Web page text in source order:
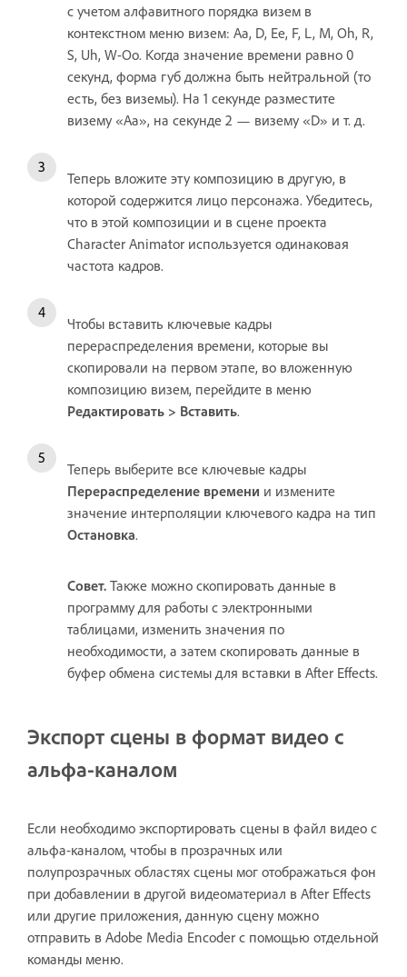
с учетом алфавитного порядка визем в
контекстном меню визем: Aa, D, Ee, F, L, M, Oh, R,
S, Uh, W-Oo. Когда значение времени равно 0
секунд, форма губ должна быть нейтральной (то
есть, без виземы). На 1 секунде разместите
визему «Aa», на секунде 2 — визему «D» и т. д.
Теперь вложите эту композицию в другую, в
которой содержится лицо персонажа. Убедитесь,
что в этой композиции и в сцене проекта
Character Animator используется одинаковая
частота кадров.
Чтобы вставить ключевые кадры
перераспределения времени, которые вы
скопировали на первом этапе, во вложенную
композицию визем, перейдите в меню
Редактировать > Вставить.
Теперь выберите все ключевые кадры
Перераспределение времени и измените
значение интерполяции ключевого кадра на тип
Остановка.
Совет. Также можно скопировать данные в
программу для работы с электронными
таблицами, изменить значения по
необходимости, а затем скопировать данные в
буфер обмена системы для вставки в After Effects.
Экспорт сцены в формат видео с
альфа-каналом
Если необходимо экспортировать сцены в файл видео с
альфа-каналом, чтобы в прозрачных или
полупрозрачных областях сцены мог отображаться фон
при добавлении в другой видеоматериал в After Effects
или другие приложения, данную сцену можно
отправить в Adobe Media Encoder с помощью отдельной
команды меню.